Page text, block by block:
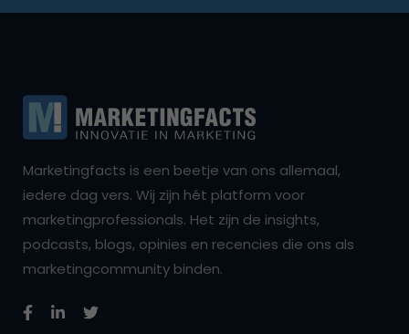
Marketingfacts is een beetje van ons allemaal,
iedere dag vers. Wij zijn hét platform voor
marketingprofessionals. Het zijn de insights,
podcasts, blogs, opinies en recencies die ons als
marketingcommunity binden.